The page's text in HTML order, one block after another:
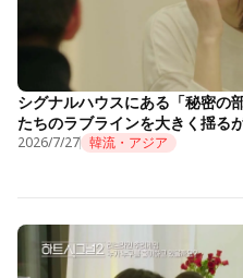
シグナルハウスにある「秘密
たちのラブラインを大きく揺る
2026/7/27 韓流・アジア